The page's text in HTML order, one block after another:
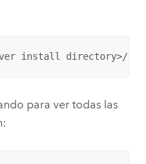
install directory>/
para ver todas las